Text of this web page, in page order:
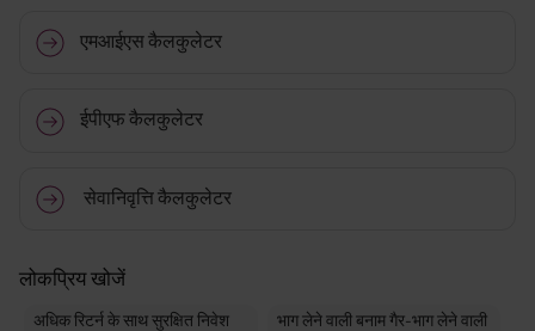
एमआईएस कैलकुलेटर
ईपीएफ कैलकुलेटर
सेवानिवृत्ति कैलकुलेटर
लोकप्रिय खोजें
अधिक रिटर्न के साथ सुरक्षित निवेश
भाग लेने वाली बनाम गैर-भाग लेने वाली